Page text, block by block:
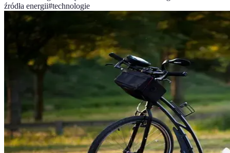
źródła energii#technologie